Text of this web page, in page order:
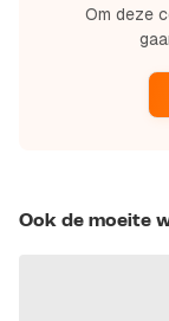
Om deze
Ook de moeite